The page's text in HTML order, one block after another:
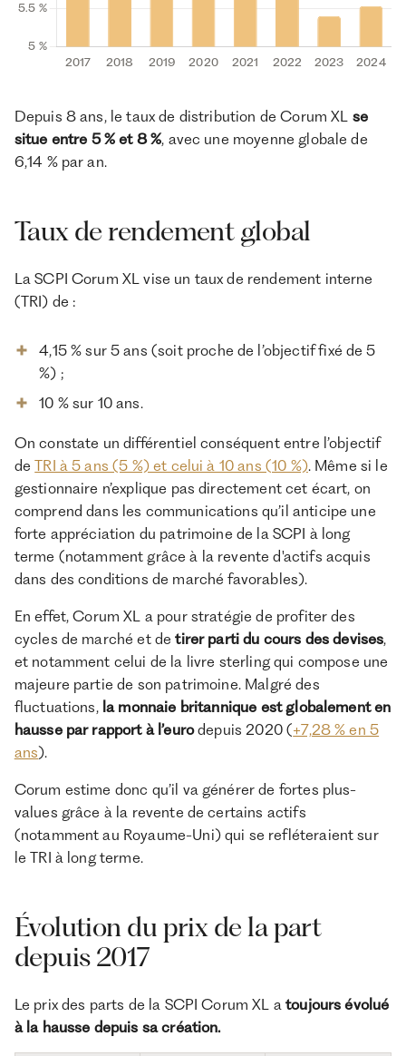
Depuis 8 ans, le taux de distribution de Corum XL se
situe entre 5 % et 8 %, avec une moyenne globale de
6,14 % par an.
Taux de rendement global
La SCPI Corum XL vise un taux de rendement interne
(TRI) de :
4,15 % sur 5 ans (soit proche de l’objectif fixé de 5
%) ;
10 % sur 10 ans.
On constate un différentiel conséquent entre l’objectif
deTRI à 5 ans (5 %) et celui à 10 ans (10 %). Même si le
gestionnaire n’explique pas directement cet écart, on
comprend dans les communications qu’il anticipe une
forte appréciation du patrimoine de la SCPI à long
terme (notamment grâce à la revente d'actifs acquis
dans des conditions de marché favorables).
En effet, Corum XL a pour stratégie de profiter des
cycles de marché et de tirer parti du cours des devises,
et notamment celui de la livre sterling qui compose une
majeure partie de son patrimoine. Malgré des
fluctuations, la monnaie britannique est globalement en
hausse par rapport à l’eurodepuis 2020 (+7,28 % en 5
ans).
Corum estime donc qu’il va générer de fortes plus-
values grâce à la revente de certains actifs
(notamment au Royaume-Uni) qui se refléteraient sur
le TRI à long terme.
Évolution du prix de la part
depuis 2017
Le prix des parts de la SCPI Corum XL atoujours évolué
à la hausse depuis sa création.